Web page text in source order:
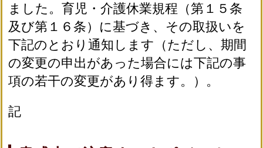
ました。育児・介護休業規程（第１５条
及び第１６条）に基づき、その取扱いを
下記のとおり通知します（ただし、期間
の変更の申出があった場合には下記の事
項の若干の変更があり得ます。）。
記